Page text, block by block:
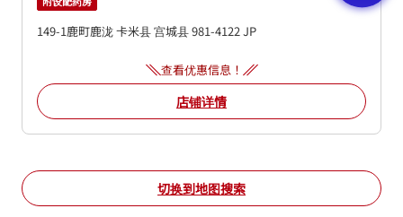
149-1鹿町鹿泷卡米县宫城县981-4122JP
查看优惠信息！
店铺详情
切换到地图搜索